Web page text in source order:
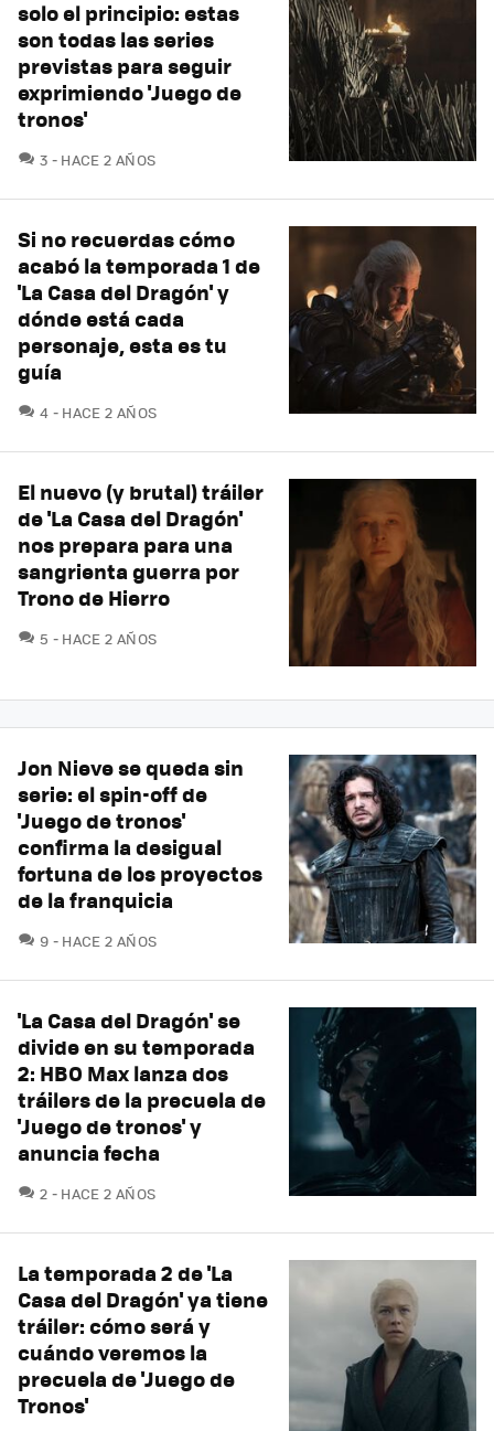
solo el principio: estas
son todas las series
previstas para seguir
exprimiendo 'Juego de
tronos'
3 COMENTARIOS
HACE 2 AÑOS
Si no recuerdas cómo
acabó la temporada 1 de
'La Casa del Dragón' y
dónde está cada
personaje, esta es tu
guía
4 COMENTARIOS
HACE 2 AÑOS
El nuevo (y brutal) tráiler
de 'La Casa del Dragón'
nos prepara para una
sangrienta guerra por
Trono de Hierro
5 COMENTARIOS
HACE 2 AÑOS
Jon Nieve se queda sin
serie: el spin-off de
'Juego de tronos'
confirma la desigual
fortuna de los proyectos
de la franquicia
9 COMENTARIOS
HACE 2 AÑOS
'La Casa del Dragón' se
divide en su temporada
2: HBO Max lanza dos
tráilers de la precuela de
'Juego de tronos' y
anuncia fecha
2 COMENTARIOS
HACE 2 AÑOS
La temporada 2 de 'La
Casa del Dragón' ya tiene
tráiler: cómo será y
cuándo veremos la
precuela de 'Juego de
Tronos'